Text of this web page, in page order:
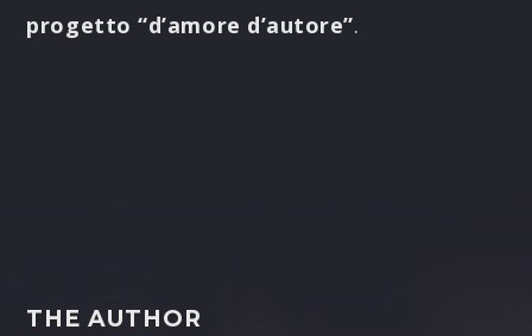
progetto “d’amore d’autore”.
THE AUTHOR